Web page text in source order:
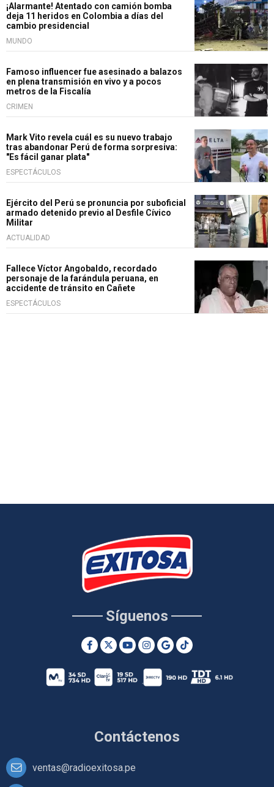
¡Alarmante! Atentado con camión bomba
deja 11 heridos en Colombia a días del
cambio presidencial
MUNDO
Famoso influencer fue asesinado a balazos
en plena transmisión en vivo y a pocos
metros de la Fiscalía
CRIMEN
Mark Vito revela cuál es su nuevo trabajo
tras abandonar Perú de forma sorpresiva:
"Es fácil ganar plata"
ESPECTÁCULOS
Ejército del Perú se pronuncia por suboficial
armado detenido previo al Desfile Cívico
Militar
ACTUALIDAD
Fallece Víctor Angobaldo, recordado
personaje de la farándula peruana, en
accidente de tránsito en Cañete
ESPECTÁCULOS
Contáctenos
ventas@radioexitosa.pe
Síguenos